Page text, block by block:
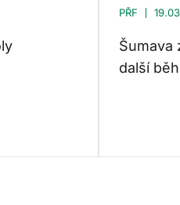
PŘF
Šumava
další